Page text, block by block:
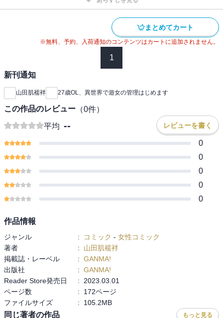
まとめてカート
※無料、予約、入荷通知のコンテンツはカートに追加されません。
1
新刊通知
山田肌襦袢 27歳OL、異世界で遊女の管理はじめます
この作品のレビュー （0件）
平均 -- レビューを書く
0
0
0
0
0
作品情報
ジャンル : コミック - 女性コミック
著者
:
山田肌襦袢
掲載誌・レーベル
: GANMA!
出版社
: GANMA!
Reader Store発売日
:
2023.03.01
ページ数
:
172ページ
ファイルサイズ
: 105.2MB
同じ著者の作品 もっと見る